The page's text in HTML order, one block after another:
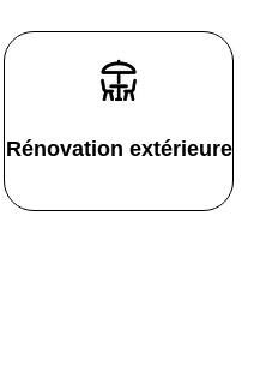
Rénovation extérieure